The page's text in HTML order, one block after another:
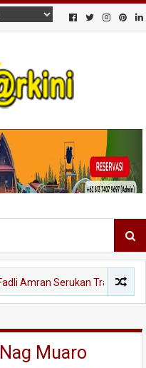
Serukan Transformasi
Muaro